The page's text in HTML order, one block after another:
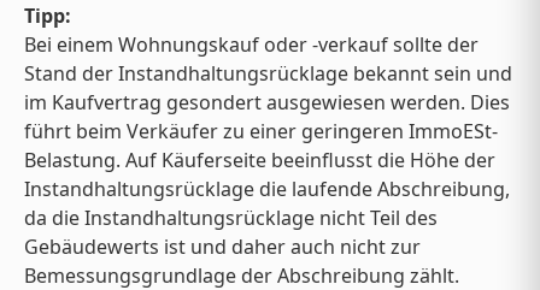
Tipp:
Bei einem Wohnungskauf oder -verkauf sollte der
Stand der Instandhaltungsrücklage bekannt sein und
im Kaufvertrag gesondert ausgewiesen werden. Dies
führt beim Verkäufer zu einer geringeren ImmoESt-
Belastung. Auf Käuferseite beeinflusst die Höhe der
Instandhaltungsrücklage die laufende Abschreibung,
da die Instandhaltungsrücklage nicht Teil des
Gebäudewerts ist und daher auch nicht zur
Bemessungsgrundlage der Abschreibung zählt.